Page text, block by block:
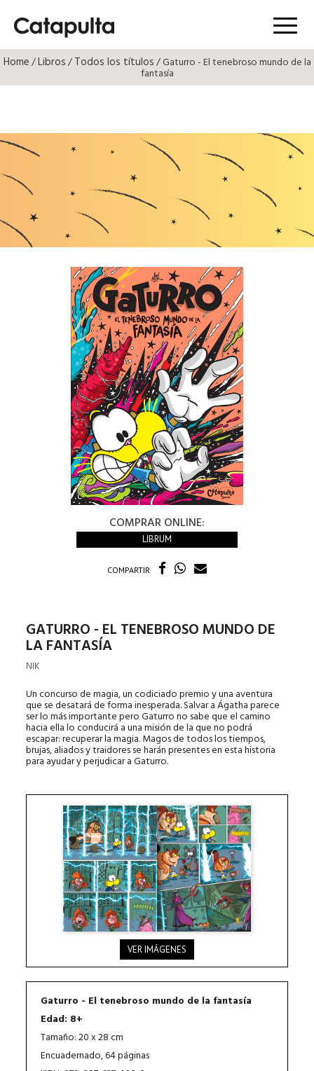
Menú
Home/Libros/Todos los títulos/ Gaturro - El tenebroso mundo de la
fantasía
COMPRAR ONLINE:
LIBRUM
COMPARTIR
GATURRO - EL TENEBROSO MUNDO DE
LA FANTASÍA
NIK
Un concurso de magia, un codiciado premio y una aventura
que se desatará de forma inesperada. Salvar a Ágatha parece
ser lo más importante pero Gaturro no sabe que el camino
hacia ella lo conducirá a una misión de la que no podrá
escapar: recuperar la magia. Magos de todos los tiempos,
brujas, aliados y traidores se harán presentes en esta historia
para ayudar y perjudicar a Gaturro.
VER IMÁGENES
Gaturro - El tenebroso mundo de la fantasía
Edad: 8+
Tamaño: 20 x 28 cm
Encuadernado, 64 páginas